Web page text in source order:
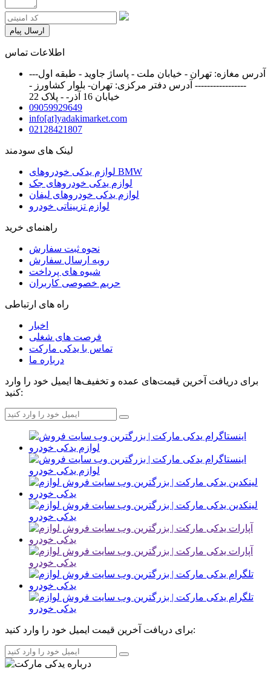
ارسال پیام
اطلاعات تماس
آدرس مغازه: تهران - خیابان ملت - پاساژ جاوید - طبقه اول---
----------------- آدرس دفتر مرکزی: تهران- بلوار کشاورز -
خیابان 16 آذر- - پلاک 22
09059929649
info[at]yadakimarket.com
02128421807
لینک های سودمند
لوازم یدکی خودروهای BMW
لوازم یدکی خودروهای جک
لوازم یدکی خودروهای لیفان
لوازم تزییناتی خودرو
راهنمای خرید
نحوه ثبت سفارش
رویه ارسال سفارش
شیوه های پرداخت
حریم خصوصی کاربران
راه های ارتباطی
اخبار
فرصت های شغلی
تماس با یدکی مارکت
درباره ما
برای دریافت آخرین قیمت‌های عمده و تخفیف‌ها ایمیل خود را وارد
کنید:
برای دریافت آخرین قیمت ایمیل خود را وارد کنید: